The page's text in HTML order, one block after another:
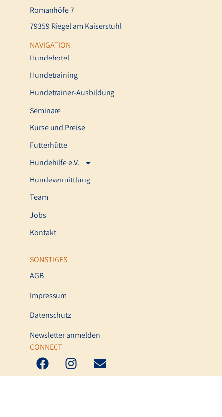
Romanhöfe 7
79359 Riegel am Kaiserstuhl
NAVIGATION
Hundehotel
Hundetraining
Hundetrainer-Ausbildung
Seminare
Kurse und Preise
Futterhütte
Hundehilfe e.V.
Hundevermittlung
Team
Jobs
Kontakt
SONSTIGES
AGB
Impressum
Datenschutz
Newsletter anmelden
CONNECT